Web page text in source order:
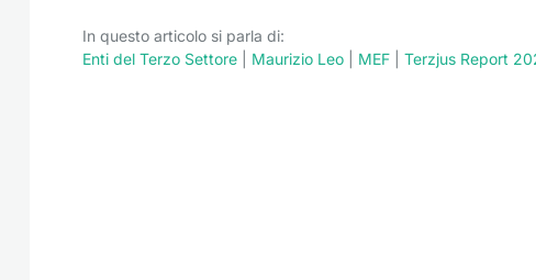
In questo articolo si parla di:
Enti del Terzo Settore
Maurizio Leo MEF Terzjus Report